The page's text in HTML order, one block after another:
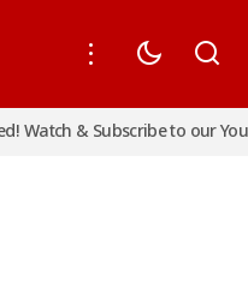
& Subscribe to our